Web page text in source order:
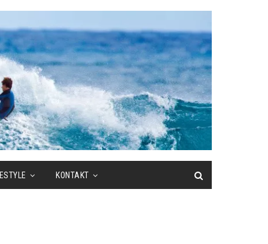
KONTAKT